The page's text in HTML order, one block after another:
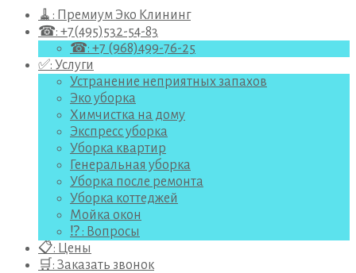
🧹: Премиум Эко Клининг
☎: +7(495)532-54-83
☎: +7 (968)499-76-25
✅: Услуги
Устранение неприятных запахов
Эко уборка
Химчистка на дому
Экспресс уборка
Уборка квартир
Генеральная уборка
Уборка после ремонта
Уборка коттеджей
Мойка окон
⁉ : Вопросы
📋: Цены
🛒: Заказать звонок